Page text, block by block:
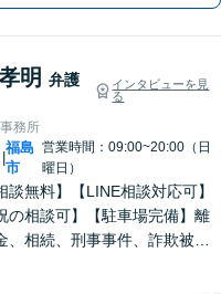
明 弁護
インタビューを見
る
務所
|
福島
市
営業時間：09:00~20:00（日
曜日）
談無料】【LINE相談対応可】
の相談可】【駐車場完備】離
、相続、刑事事件、詐欺被